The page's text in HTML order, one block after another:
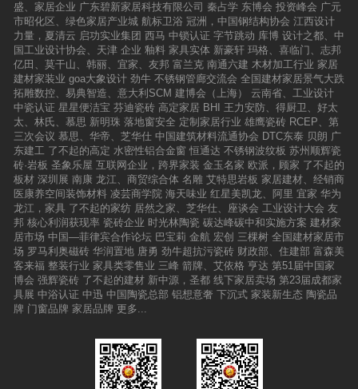
盛、家居企业 广东碧新家居科技有限公司 秦占学 东博会 投资峰会 广元
市昭化区、绿色家居产业城 航标卫浴 冠洲，中国钢结构协会 江西设计
力量，夏清云 启功实业集团 西马 中锁认证 字节跳动 库博 设计之都、中
国工业设计协会、天津 企业 釉料 家具实体 新豪轩 玛格、喜临门、志邦
亿田、莫干山、韩丽、宜家、友邦 富兰克 南通六建 木材加工行业 家居
建材家装业 goa大象设计 劲牛 不锈钢管廊交流会 全国建材家居景气大跌
拓雕数控、易典智造、意大利SCM 建博会（上海）
云南省、工业设计
中瓷认证 星星便洁宝 芬迪瓷砖 高定家居 BHI
王力安防、得厨卫、好太
太、林氏、慕思 新明珠 落地窗安全 定制家居行业 雄鹰瓷砖 RCEP、第
三次会议 慕思、华帝、芝华仕 中国建筑材料流通协会 DTC东泰 贝朗 广
东建工 了不起的高定 水密性铝合金窗 恒通达 不锈钢波纹板 苏州顺辉瓷
砖·岩板 圣象乐屋 互联网企业，跨界家装 金玉名家 欧派，顾家 了不起的
板材 深圳展 南康 龙江、商贸综合体 名雕 艾特思岩板 家居建材、经销商
医康养空间装饰材料 凌芸商学院 海天味业 红星美凯龙、阿里 宜家 华为
龙江，家具 了不起的家纺 居然之家、芝华仕、座谈会 工业设计大会 友
邦 核心利润获现率 瓷砖企业 时光林陶瓷 碳达峰碳中和实施方案 建材家
居市场 中国—菲律宾合作论坛 巴宝莉 金航 宏创 三棵树 全国建材家居市
场 罗马利奥磁砖 华润置地 唐勇 劲牛超抗污瓷砖 财政部、住建部 富森美
客来福 整装行业 家具类零售业 三峰 箭牌、艾依格 亨达 第51届中国家
博会 强辉瓷砖 了不起的建材 新中源，圣都 线下家居卖场 第23届成都家
具展 中浴认证 中迅 中国陶瓷总部 铝想意奢 下沉式 家装新生态 陶瓷品
牌 门窗品牌 家居品牌 更多...